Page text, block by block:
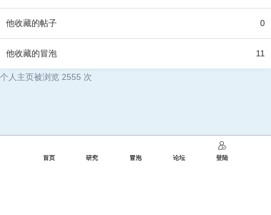
他收藏的帖子 0
他收藏的冒泡 11
个人主页被浏览 2555 次
首页 研究 冒泡 论坛 登陆